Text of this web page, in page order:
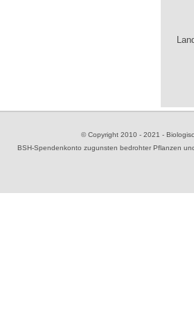
© Copyright 2010 - 2021 -
BSH-Spendenkonto zugunsten bedrohter Pflanzen